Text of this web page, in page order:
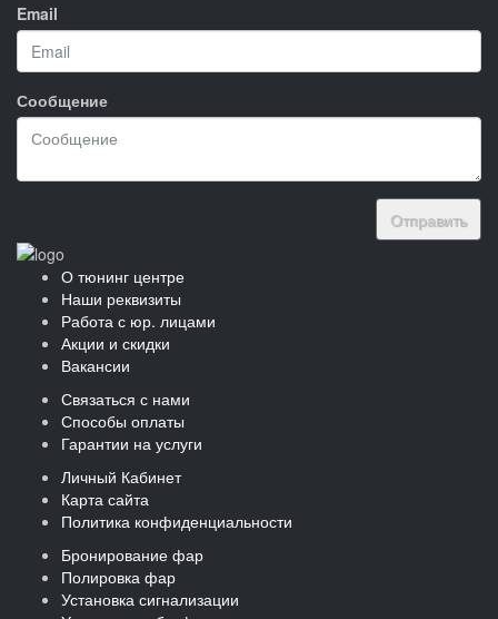
Email
Сообщение
Отправить
О тюнинг центре
Наши реквизиты
Работа с юр. лицами
Акции и скидки
Вакансии
Связаться с нами
Способы оплаты
Гарантии на услуги
Личный Кабинет
Карта сайта
Политика конфиденциальности
Бронирование фар
Полировка фар
Установка сигнализации